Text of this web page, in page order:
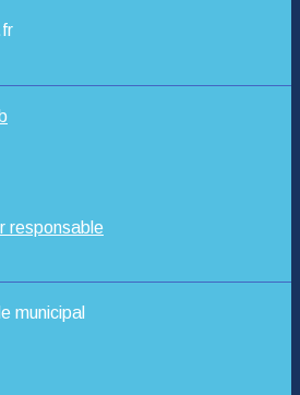
responsable
municipal